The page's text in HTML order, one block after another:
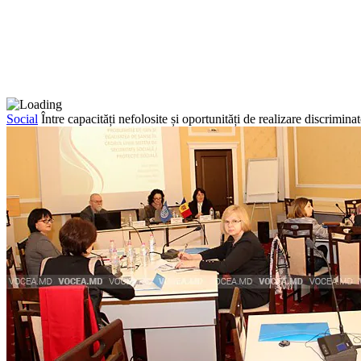
Social Între capacități nefolosite și oportunități de realizare